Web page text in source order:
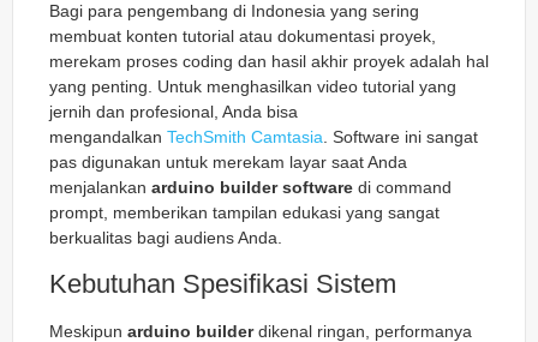
Bagi para pengembang di Indonesia yang sering
membuat konten tutorial atau dokumentasi proyek,
merekam proses coding dan hasil akhir proyek adalah hal
yang penting. Untuk menghasilkan video tutorial yang
jernih dan profesional, Anda bisa
mengandalkan TechSmith Camtasia. Software ini sangat
pas digunakan untuk merekam layar saat Anda
menjalankan arduino builder software di command
prompt, memberikan tampilan edukasi yang sangat
berkualitas bagi audiens Anda.
Kebutuhan Spesifikasi Sistem
Meskipun arduino builderdikenal ringan, performanya